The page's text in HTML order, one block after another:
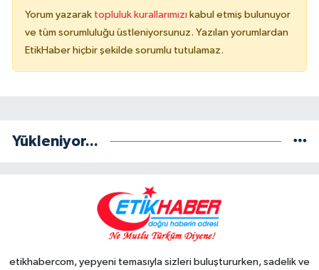
Yorum yazarak topluluk kurallarımızı kabul etmiş bulunuyor
ve tüm sorumluluğu üstleniyorsunuz. Yazılan yorumlardan
EtikHaber hiçbir şekilde sorumlu tutulamaz.
Yükleniyor...
etikhabercom, yepyeni temasıyla sizleri buluştururken, sadelik ve